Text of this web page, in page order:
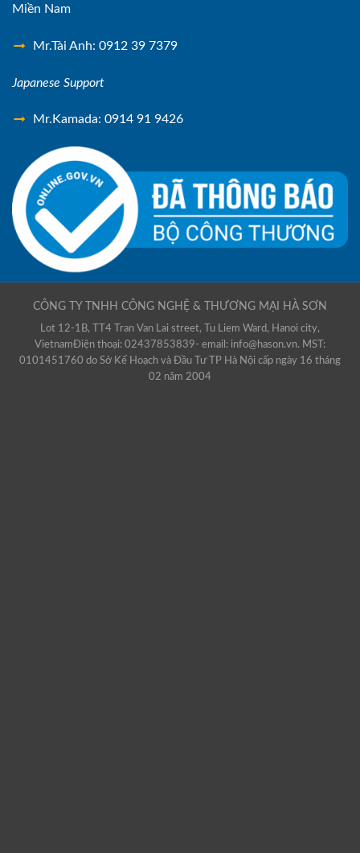
Miền Nam
Mr.Tài Anh: 0912 39 7379
Japanese Support
Mr.Kamada: 0914 91 9426
CÔNG TY TNHH CÔNG NGHỆ & THƯƠNG MẠI HÀ SƠN
Lot 12-1B, TT4 Tran Van Lai street, Tu Liem Ward, Hanoi city,
VietnamĐiện thoại: 02437853839- email: info@hason.vn. MST:
0101451760 do Sở Kế Hoạch và Đầu Tư TP Hà Nội cấp ngày 16 tháng
02 năm 2004